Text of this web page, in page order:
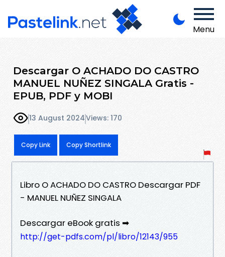
Menu
Descargar O ACHADO DO CASTRO
MANUEL NUÑEZ SINGALA Gratis -
EPUB, PDF y MOBI
13 August 2024Views: 170
Copy Link Copy Shortlink
Libro O ACHADO DO CASTRO Descargar PDF
- MANUEL NUÑEZ SINGALA
Descargar eBook gratis ➡
http://get-pdfs.com/pl/libro/12143/955